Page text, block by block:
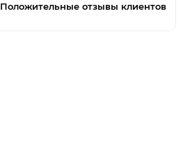
Положительные отзывы клиентов